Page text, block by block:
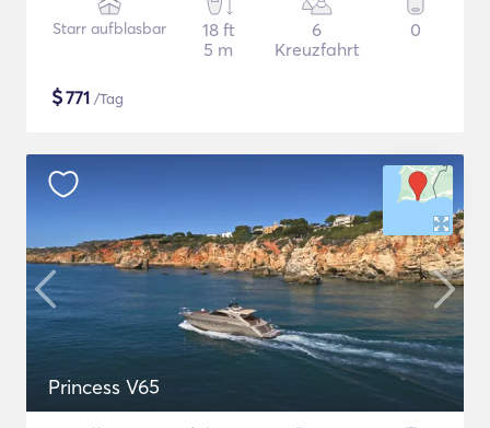
Starr aufblasbar
18 ft
5 m
6
Kreuzfahrt
0
$771 /Tag
Princess V65